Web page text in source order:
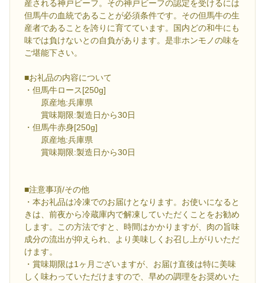
産される神戸ビーフ。その神戸ビーフの認定を受けるには
但馬牛の血統であることが必須条件です。その但馬牛の生
産者であることを誇りに育てています。国内どの和牛にも
味では負けないとの自負があります。是非ホンモノの味を
ご堪能下さい。
■お礼品の内容について
・但馬牛ロース[250g]
原産地:兵庫県
賞味期限:製造日から30日
・但馬牛赤身[250g]
原産地:兵庫県
賞味期限:製造日から30日
■注意事項/その他
・本お礼品は冷凍でのお届けとなります。お使いになると
きは、前夜から冷蔵庫内で解凍していただくことをお勧め
します。この方法ですと、時間はかかりますが、肉の旨味
成分の流出が抑えられ、より美味しくお召し上がりいただ
けます。
・賞味期限は1ヶ月ございますが、お届け直後は特に美味
しく味わっていただけますので、早めの調理をお奨めいた